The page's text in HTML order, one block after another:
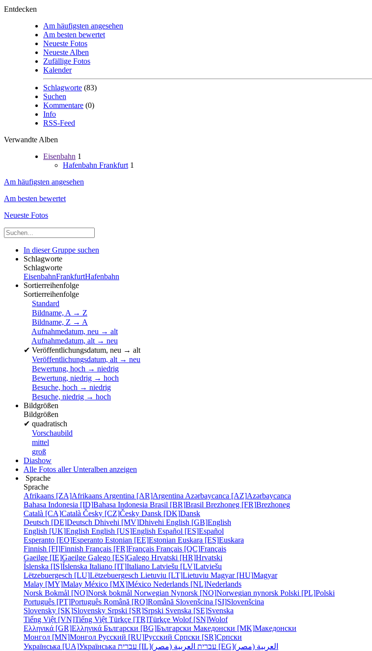
Entdecken
Am häufigsten angesehen
Am besten bewertet
Neueste Fotos
Neueste Alben
Zufällige Fotos
Kalender
Schlagworte (83)
Suchen
Kommentare (0)
Info
RSS-Feed
Verwandte Alben
Eisenbahn 1
Hafenbahn Frankfurt 1
Am häufigsten angesehen
Am besten bewertet
Neueste Fotos
In dieser Gruppe suchen
Schlagworte
Schlagworte
EisenbahnFrankfurtHafenbahn
Sortierreihenfolge
Sortierreihenfolge
Standard
Bildname, A → Z
Bildname, Z → A
Aufnahmedatum, neu → alt
Aufnahmedatum, alt → neu
✔ Veröffentlichungsdatum, neu → alt
Veröffentlichungsdatum, alt → neu
Bewertung, hoch → niedrig
Bewertung, niedrig → hoch
Besuche, hoch → niedrig
Besuche, niedrig → hoch
Bildgrößen
Bildgrößen
✔ quadratisch
Vorschaubild
mittel
groß
Diashow
Alle Fotos aller Unteralben anzeigen
Sprache
Sprache
Afrikaans [ZA]Afrikaans Argentina [AR]Argentina Azərbaycanca [AZ]Azərbaycanca
Bahasa Indonesia [ID]Bahasa Indonesia Brasil [BR]Brasil Brezhoneg [FR]Brezhoneg
Català [CA]Català Česky [CZ]Česky Dansk [DK]Dansk
Deutsch [DE]Deutsch Dhivehi [MV]Dhivehi English [GB]English
English [UK]English English [US]English Español [ES]Español
Esperanto [EO]Esperanto Estonian [EE]Estonian Euskara [ES]Euskara
Finnish [FI]Finnish Français [FR]Français Français [QC]Français
Gaeilge [IE]Gaeilge Galego [ES]Galego Hrvatski [HR]Hrvatski
Íslenska [IS]Íslenska Italiano [IT]Italiano Latviešu [LV]Latviešu
Lëtzebuergesch [LU]Lëtzebuergesch Lietuviu [LT]Lietuviu Magyar [HU]Magyar
Malay [MY]Malay México [MX]México Nederlands [NL]Nederlands
Norsk Bokmål [NO]Norsk bokmål Norwegian Nynorsk [NO]Norwegian nynorsk Polski [PL]Polski
Português [PT]Português Română [RO]Română Slovenšcina [SI]Slovenšcina
Slovensky [SK]Slovensky Srpski [SR]Srpski Svenska [SE]Svenska
Tiếng Việt [VN]Tiếng Việt Türkçe [TR]Türkçe Wolof [SN]Wolof
Ελληνικά [GR]Ελληνικά Български [BG]Български Македонски [MK]Македонски
Монгол [MN]Монгол Русский [RU]Русский Српски [SR]Српски
Українська [UA]Українська עברית [IL] עברית العربية (مصر) [EG]العربية (مصر)